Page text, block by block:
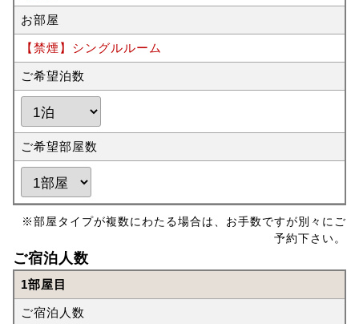
お部屋
【禁煙】シングルルーム
ご希望泊数
ご希望部屋数
※部屋タイプが複数にわたる場合は、お手数ですが別々にご
予約下さい。
ご宿泊人数
1部屋目
ご宿泊人数